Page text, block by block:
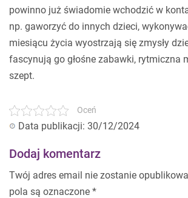
powinno już świadomie wchodzić w
np. gaworzyć do innych dzieci,
miesiącu życia wyostrzają się zmysły
fascynują go głośne zabawki, rytmiczna
szept.
Oceń
Data publikacji: 30/12/2024
Dodaj komentarz
Twój adres email nie zostanie
pola są oznaczone *